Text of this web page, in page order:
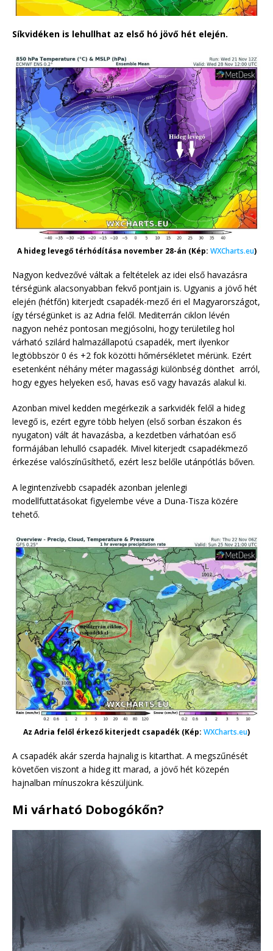
Síkvidéken is lehullhat az első hó jövő hét elején.
A hideg levegő térhódítása november 28-án (Kép: WXCharts.eu)
Nagyon kedvezővé váltak a feltételek az idei első havazásra
térségünk alacsonyabban fekvő pontjain is. Ugyanis a jövő hét
elején (hétfőn) kiterjedt csapadék-mező éri el Magyarországot,
így térségünket is az Adria felől. Mediterrán ciklon lévén
nagyon nehéz pontosan megjósolni, hogy területileg hol
várható szilárd halmazállapotú csapadék, mert ilyenkor
legtöbbször 0 és +2 fok közötti hőmérsékletet mérünk. Ezért
esetenként néhány méter magassági különbség dönthet arról,
hogy egyes helyeken eső, havas eső vagy havazás alakul ki.
Azonban mivel kedden megérkezik a sarkvidék felől a hideg
levegő is, ezért egyre több helyen (első sorban északon és
nyugaton) vált át havazásba, a kezdetben várhatóan eső
formájában lehulló csapadék. Mivel kiterjedt csapadékmező
érkezése valószínűsíthető, ezért lesz belőle utánpótlás bőven.
A legintenzívebb csapadék azonban jelenlegi
modellfuttatásokat figyelembe véve a Duna-Tisza közére
tehető.
Az Adria felől érkező kiterjedt csapadék (Kép: WXCharts.eu)
A csapadék akár szerda hajnalig is kitarthat. A megszűnését
követően viszont a hideg itt marad, a jövő hét közepén
hajnalban mínuszokra készüljünk.
Mi várható Dobogókőn?